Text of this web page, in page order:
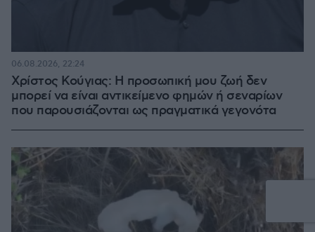
Χρίστος Κούγιας: Η προσωπική μου ζωή δεν
μπορεί να είναι αντικείμενο φημών ή σεναρίων
που παρουσιάζονται ως πραγματικά γεγονότα
06.08.2026, 22:24